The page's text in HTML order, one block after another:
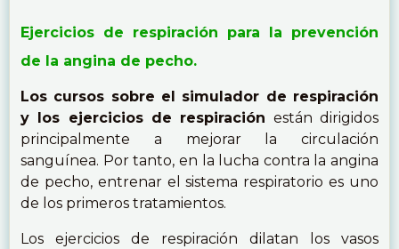
Ejercicios de respiración para la prevención
de la angina de pecho.
Los cursos sobre el simulador de respiración
y los ejercicios de respiración están dirigidos
principalmente a mejorar la circulación
sanguínea. Por tanto, en la lucha contra la angina
de pecho, entrenar el sistema respiratorio es uno
de los primeros tratamientos.
Los ejercicios de respiración dilatan los vasos